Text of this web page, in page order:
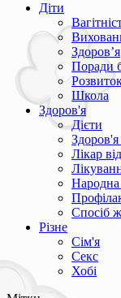
Діти
Здоров’я
Поради
Школа
Здоров'я
Дієти
Здоров'я
Лікар
Спосіб
Різне
Сім'я
Секс
Хобі